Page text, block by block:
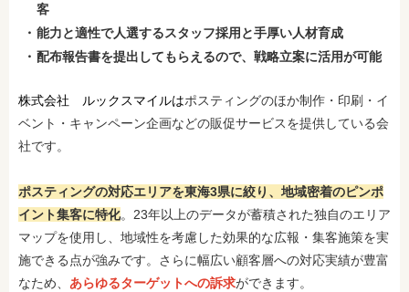
客
能力と適性で人選するスタッフ採用と手厚い人材育成
配布報告書を提出してもらえるので、戦略立案に活用が可能
株式会社 ルックスマイルはポスティングのほか制作・印刷・イ
ベント・キャンペーン企画などの販促サービスを提供している会
社です。
ポスティングの対応エリアを東海3県に絞り、地域密着のピンポ
イント集客に特化。23年以上のデータが蓄積された独自のエリア
マップを使用し、地域性を考慮した効果的な広報・集客施策を実
施できる点が強みです。さらに幅広い顧客層への対応実績が豊富
なため、 あらゆるターゲットへの訴求ができます。